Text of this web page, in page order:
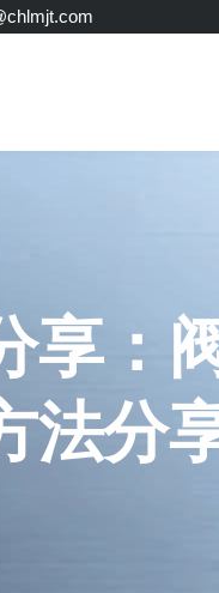
享：
法分